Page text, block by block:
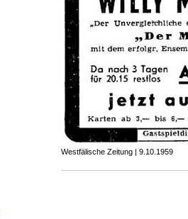
Westfälische Zeitung | 9.10.1959